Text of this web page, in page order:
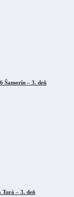
Šamorín – 3. deň
– 3. deň